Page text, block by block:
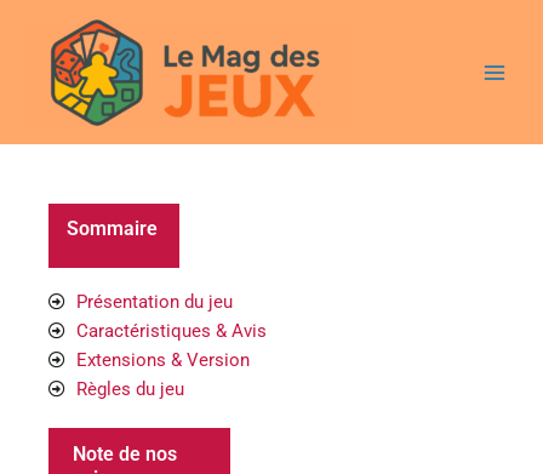
contenu
Sommaire
Présentation du jeu
Caractéristiques & Avis
Extensions & Version
Règles du jeu
Note de nos